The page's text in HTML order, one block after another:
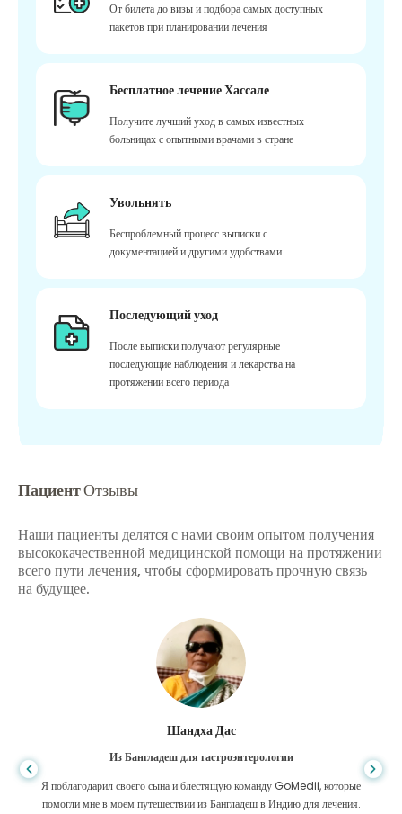
От билета до визы и подбора самых доступных
пакетов при планировании лечения
Бесплатное лечение Хассале
Получите лучший уход в самых известных
больницах с опытными врачами в стране
Увольнять
Беспроблемный процесс выписки с
документацией и другими удобствами.
Последующий уход
После выписки получают регулярные
последующие наблюдения и лекарства на
протяжении всего периода
ПациентОтзывы
Наши пациенты делятся с нами своим опытом получения
высококачественной медицинской помощи на протяжении
всего пути лечения, чтобы сформировать прочную связь
на будущее.
Шандха Дас
Из Бангладеш для гастроэнтерологии
Я поблагодарил своего сына и блестящую команду GoMedii, которые
помогли мне в моем путешествии из Бангладеш в Индию для лечения.